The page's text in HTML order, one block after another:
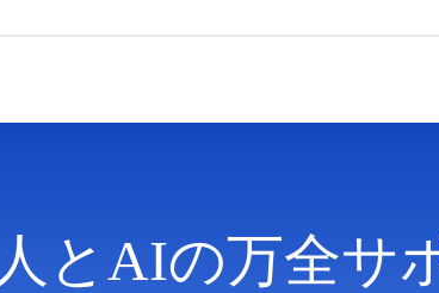
人とAIの万全サ